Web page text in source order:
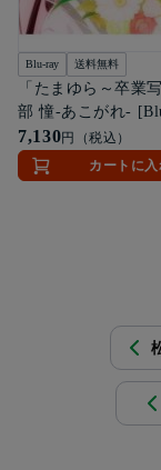
Blu-ray 送料無料
「たまゆら～卒業
部 憧-あこがれ-
7,130円（税込）
カートに入